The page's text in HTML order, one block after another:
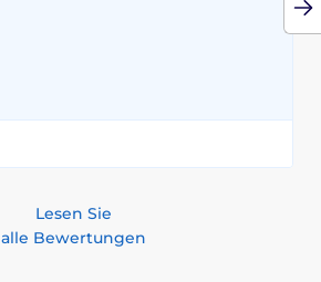
Lesen Sie
alle Bewertungen